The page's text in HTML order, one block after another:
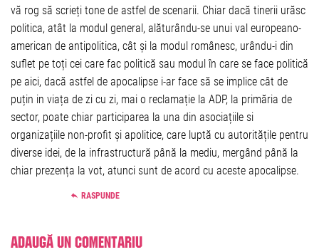
vă rog să scrieți tone de astfel de scenarii. Chiar dacă tinerii urăsc
politica, atât la modul general, alăturându-se unui val europeano-
american de antipolitica, cât și la modul românesc, urându-i din
suflet pe toți cei care fac politică sau modul în care se face politică
pe aici, dacă astfel de apocalipse i-ar face să se implice cât de
puțin in viața de zi cu zi, mai o reclamație la ADP, la primăria de
sector, poate chiar participarea la una din asociațiile si
organizațiile non-profit și apolitice, care luptă cu autoritățile pentru
diverse idei, de la infrastructură până la mediu, mergând până la
chiar prezența la vot, atunci sunt de acord cu aceste apocalipse.
RASPUNDE
Adaugă un comentariu